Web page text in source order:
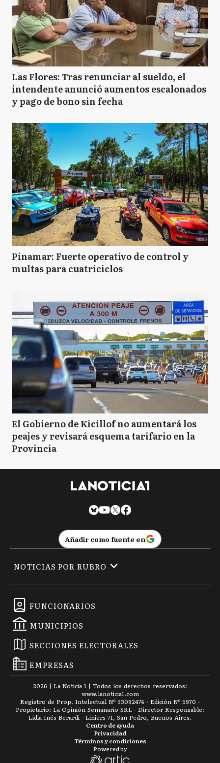
Las Flores: Tras renunciar al sueldo, el
intendente anunció aumentos escalonados
y pago de bono sin fecha
Pinamar: Fuerte operativo de control y
multas para cuatriciclos
El Gobierno de Kicillof no aumentará los
peajes y revisará esquema tarifario en la
Provincia
Añadir como fuente en
FUNCIONARIOS
MUNICIPIOS
SECCIONES ELECTORALES
EMPRESAS
NOTICIAS POR RUBRO
2026 | La Noticia 1 | Todos los derechos reservados:
www.lanoticia1.com
Registro de Prop. Intelectual Nº 53092474 · Edición Nº 5970 -
Propietario: La Opinión Semanario SRL - Director Responsable:
Lidia Inés Berardi - Liniers 71, San Pedro, Buenos Aires.
Términos y condiciones
Privacidad
Centro de ayuda
Powered by